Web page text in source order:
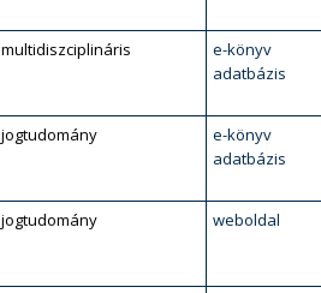
multidiszciplináris
e-könyv
adatbázis
jogtudomány
e-könyv
adatbázis
jogtudomány weboldal